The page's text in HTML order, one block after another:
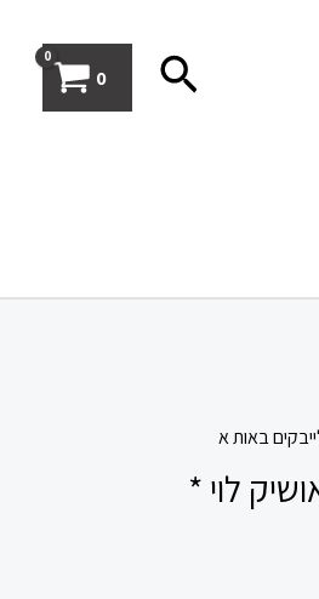
חיפוש0
באות א
לוי *